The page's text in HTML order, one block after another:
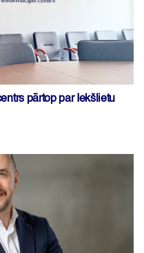
pārtop par Iekšlietu